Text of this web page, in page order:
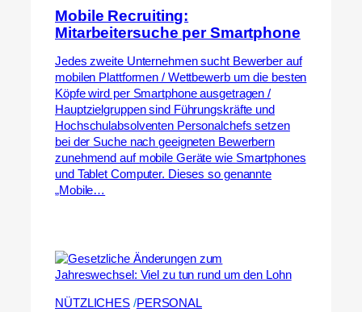
Mobile Recruiting:
Mitarbeitersuche per Smartphone
Jedes zweite Unternehmen sucht Bewerber auf
mobilen Plattformen / Wettbewerb um die besten
Köpfe wird per Smartphone ausgetragen /
Hauptzielgruppen sind Führungskräfte und
Hochschulabsolventen Personalchefs setzen
bei der Suche nach geeigneten Bewerbern
zunehmend auf mobile Geräte wie Smartphones
und Tablet Computer. Dieses so genannte
„Mobile…
NÜTZLICHES /PERSONAL